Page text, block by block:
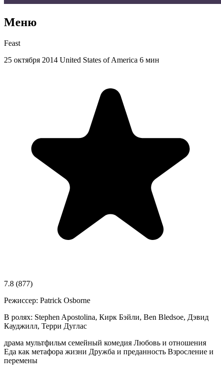
Меню
Feast
25 октября 2014 United States of America 6 мин
7.8 (877)
Режиссер: Patrick Osborne
В ролях: Stephen Apostolina, Кирк Бэйли, Ben Bledsoe, Дэвид
Кауджилл, Терри Дуглас
драма мультфильм семейный комедия Любовь и отношения
Еда как метафора жизни Дружба и преданность Взросление и
перемены